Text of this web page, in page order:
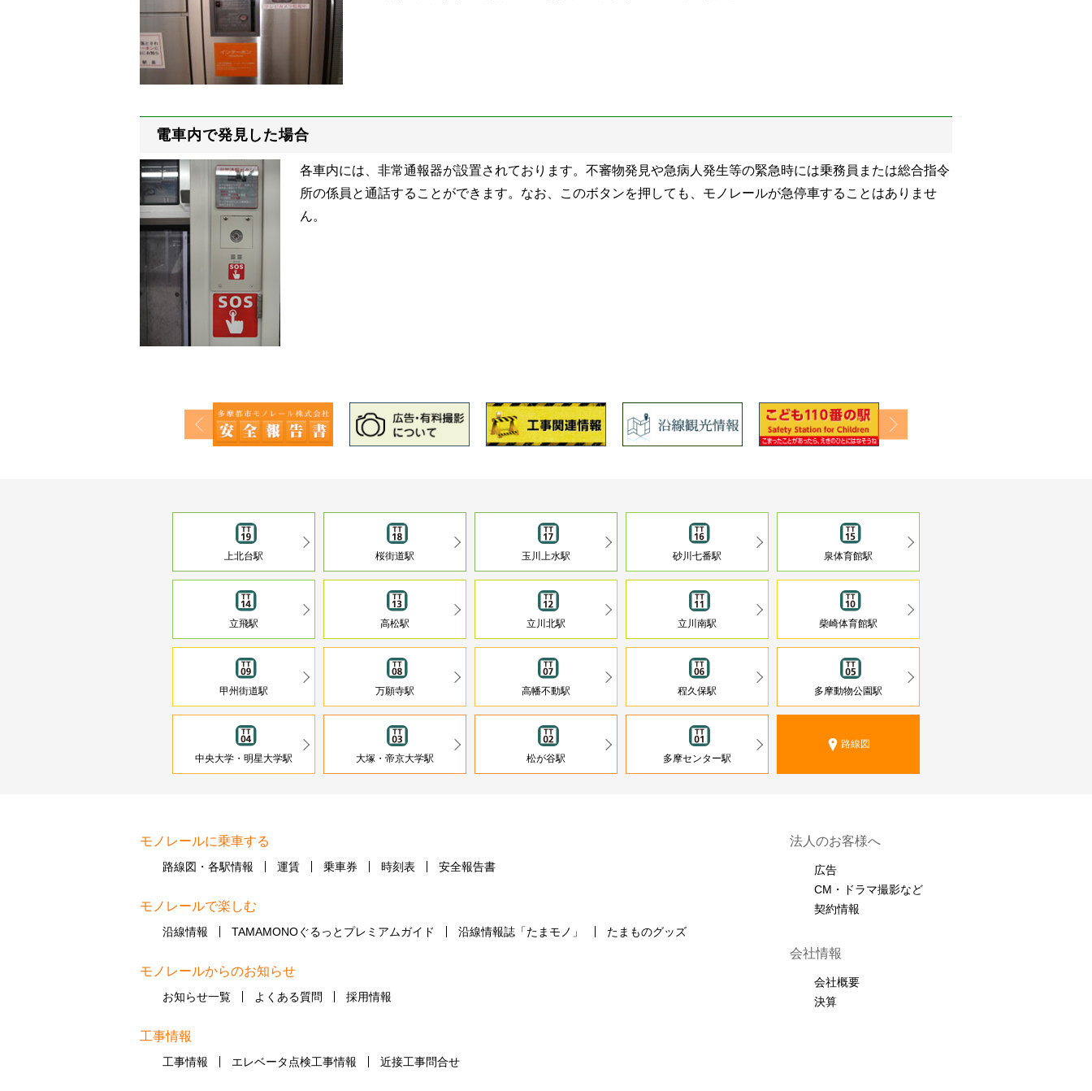
電車内で発見した場合
各車内には、非常通報器が設置されております。不審物発見や急病人発生等の緊急時には乗務員または総合指令
所の係員と通話することができます。なお、このボタンを押しても、モノレールが急停車することはありませ
ん。
上北台駅 桜街道駅 玉川上水駅 砂川七番駅 泉体育館駅
立飛駅 高松駅 立川北駅 立川南駅 柴崎体育館駅
甲州街道駅 万願寺駅 高幡不動駅 程久保駅 多摩動物公園駅
中央大学・明星大学駅 大塚・帝京大学駅 松が谷駅 多摩センター駅
路線図
モノレールに乗車する
路線図・各駅情報 運賃 乗車券 時刻表 安全報告書
モノレールで楽しむ
沿線情報 TAMAMONOぐるっとプレミアムガイド 沿線情報誌「たまモノ」 たまものグッズ
モノレールからのお知らせ
お知らせ一覧 よくある質問 採用情報
工事情報
工事情報 エレベータ点検工事情報 近接工事問合せ
法人のお客様へ
広告
CM・ドラマ撮影など
契約情報
会社情報
会社概要
決算